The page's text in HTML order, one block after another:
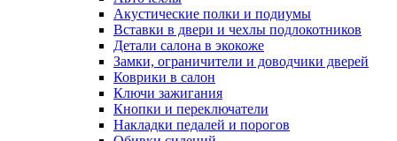
Акустические полки и подиумы
Вставки в двери и чехлы подлокотников
Детали салона в экокоже
Замки, ограничители и доводчики дверей
Коврики в салон
Ключи зажигания
Кнопки и переключатели
Накладки педалей и порогов